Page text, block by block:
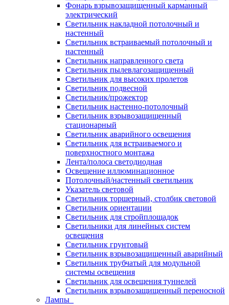
Фонарь взрывозащищенный карманный
электрический
Светильник накладной потолочный и
настенный
Светильник встраиваемый потолочный и
настенный
Светильник направленного света
Светильник пылевлагозащищенный
Светильник для высоких пролетов
Светильник подвесной
Светильник/прожектор
Светильник настенно-потолочный
Светильник взрывозащищенный
стационарный
Светильник аварийного освещения
Светильник для встраиваемого и
поверхностного монтажа
Лента/полоса светодиодная
Освещение иллюминационное
Потолочный/настенный светильник
Указатель световой
Светильник торшерный, столбик световой
Светильник ориентации
Светильник для стройплощадок
Светильники для линейных систем
освещения
Светильник грунтовый
Светильник взрывозащищенный аварийный
Светильник трубчатый для модульной
системы освещения
Светильник для освещения туннелей
Светильник взрывозащищенный переносной
Лампы